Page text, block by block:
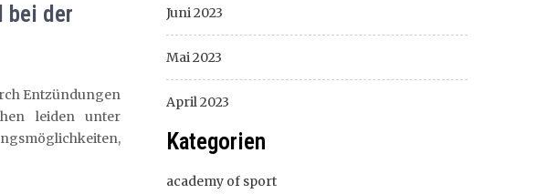
bei der
Entzündungen
leiden unter
Juni 2023
Mai 2023
April 2023
Kategorien
academy of sport